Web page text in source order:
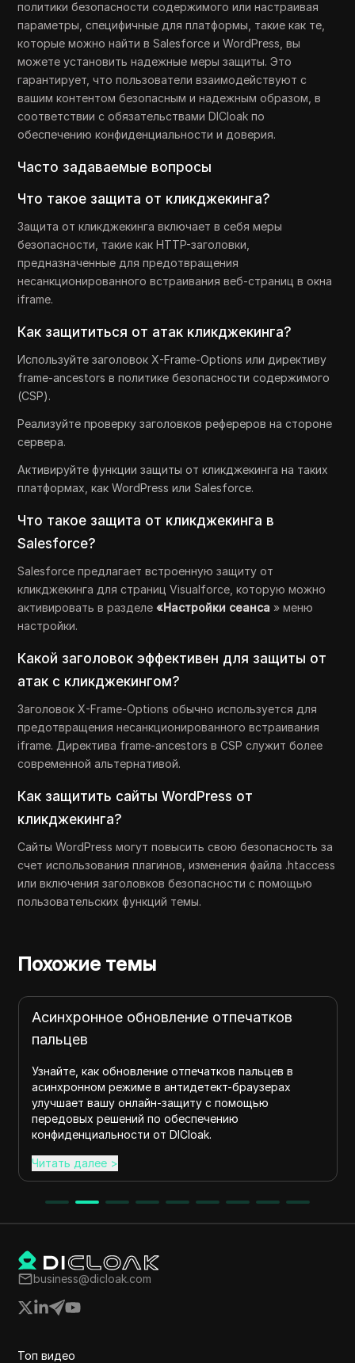
политики безопасности содержимого или настраивая
параметры, специфичные для платформы, такие как те,
которые можно найти в Salesforce и WordPress, вы
можете установить надежные меры защиты. Это
гарантирует, что пользователи взаимодействуют с
вашим контентом безопасным и надежным образом, в
соответствии с обязательствами DICloak по
обеспечению конфиденциальности и доверия.
Часто задаваемые вопросы
Что такое защита от кликджекинга?
Защита от кликджекинга включает в себя меры
безопасности, такие как HTTP-заголовки,
предназначенные для предотвращения
несанкционированного встраивания веб-страниц в окна
iframe.
Как защититься от атак кликджекинга?
Используйте заголовок X-Frame-Options или директиву
frame-ancestors в политике безопасности содержимого
(CSP).
Реализуйте проверку заголовков рефереров на стороне
сервера.
Активируйте функции защиты от кликджекинга на таких
платформах, как WordPress или Salesforce.
Что такое защита от кликджекинга в
Salesforce?
Salesforce предлагает встроенную защиту от
кликджекинга для страниц Visualforce, которую можно
активировать в разделе«Настройки сеанса » меню
настройки.
Какой заголовок эффективен для защиты от
атак с кликджекингом?
Заголовок X-Frame-Options обычно используется для
предотвращения несанкционированного встраивания
iframe. Директива frame-ancestors в CSP служит более
современной альтернативой.
Как защитить сайты WordPress от
кликджекинга?
Сайты WordPress могут повысить свою безопасность за
счет использования плагинов, изменения файла .htaccess
или включения заголовков безопасности с помощью
пользовательских функций темы.
Похожие темы
Асинхронное обновление отпечатков
пальцев
Узнайте, как обновление отпечатков пальцев в
асинхронном режиме в антидетект-браузерах
улучшает вашу онлайн-защиту с помощью
передовых решений по обеспечению
конфиденциальности от DICloak.
Читать далее>
business@dicloak.com
Топ видео